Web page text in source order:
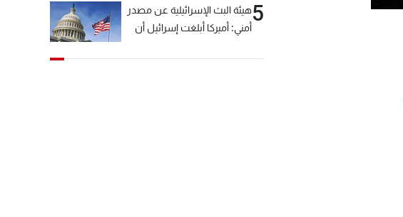
5هيئة البث الإسرائيلية عن مصدر
أمني: أميركا أبلغت إسرائيل أن